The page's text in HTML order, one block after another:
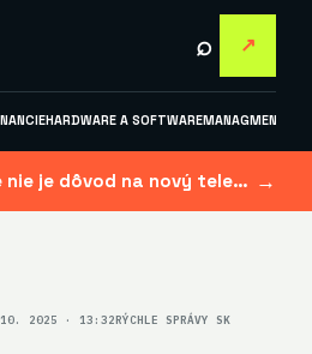
⌕ ↗
HARDWARE A SOFTWAREMANAGMENT A
Rozbitý displej ešte nie je dôvod na nový telefón: kedy sa oprava elektroniky naozaj oplatí →
2025 · 13:32RÝCHLE SPRÁVY SK